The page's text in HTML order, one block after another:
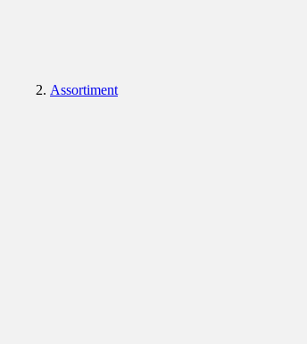
Assortiment